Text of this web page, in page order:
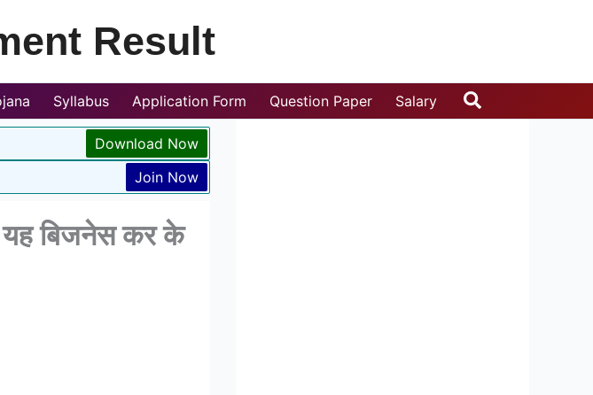
Result
Syllabus Application Form Question Paper Salary Search
Download Now
Join Now
बिजनेस कर के